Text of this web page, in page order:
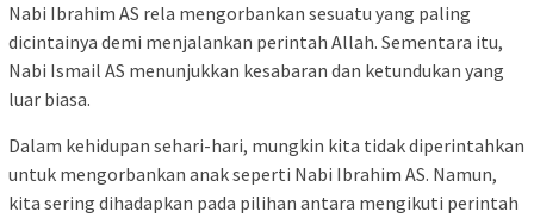
Nabi Ibrahim AS rela mengorbankan sesuatu yang paling
dicintainya demi menjalankan perintah Allah. Sementara itu,
Nabi Ismail AS menunjukkan kesabaran dan ketundukan yang
luar biasa.
Dalam kehidupan sehari-hari, mungkin kita tidak diperintahkan
untuk mengorbankan anak seperti Nabi Ibrahim AS. Namun,
kita sering dihadapkan pada pilihan antara mengikuti perintah